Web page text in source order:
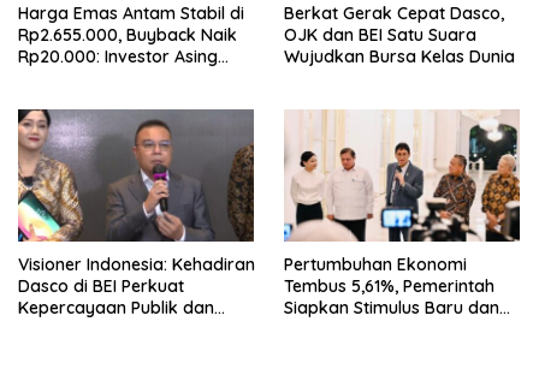
Harga Emas Antam Stabil di
Rp2.655.000, Buyback Naik
Rp20.000: Investor Asing
Berkat Gerak Cepat Dasco,
OJK dan BEI Satu Suara
Wujudkan Bursa Kelas Dunia
Visioner Indonesia: Kehadiran
Dasco di BEI Perkuat
Kepercayaan Publik dan
Pertumbuhan Ekonomi
Tembus 5,61%, Pemerintah
Siapkan Stimulus Baru dan